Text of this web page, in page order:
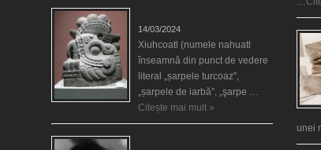
14/03/2024
Xiuhcoatl (numele nahuatl
înseamnă din punct de vedere
literal „șarpele turcoaz”,
„șarpele de iarbă”, „şarpe …
Citește mai mult »
unei